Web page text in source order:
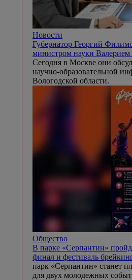
Новости
Губернатор Георгий
министром науки
Сегодня в Москве они
научно-образовательной
Вологодской области.
Общество
В парке «Серпантин»
финал и фестиваль
парк «Серпантин» станет
для двух молодежных